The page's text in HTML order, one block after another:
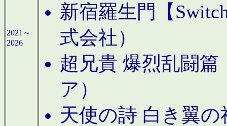
2021～
2026
新宿羅生門【
式会社）
超兄貴 爆烈乱闘篇
ア）
天使の詩 白き翼